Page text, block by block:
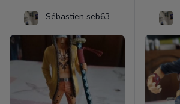
Sébastien seb63